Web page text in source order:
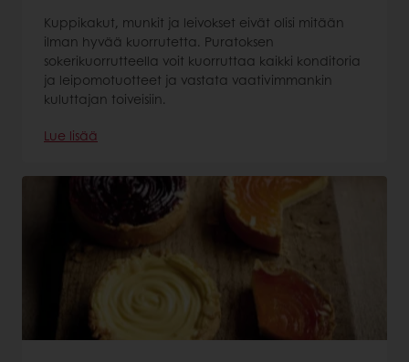
Kuppikakut, munkit ja leivokset eivät olisi mitään
ilman hyvää kuorrutetta. Puratoksen
sokerikuorrutteella voit kuorruttaa kaikki konditoria
ja leipomotuotteet ja vastata vaativimmankin
kuluttajan toiveisiin.
Lue lisää